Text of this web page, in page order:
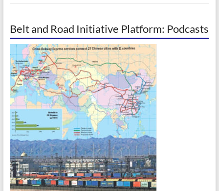
Belt and Road Initiative Platform: Podcasts